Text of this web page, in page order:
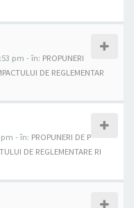
pm - în: PROPUNERI
DE REGLEMENTAR
- în: PROPUNERI DE P
DE REGLEMENTARE RI